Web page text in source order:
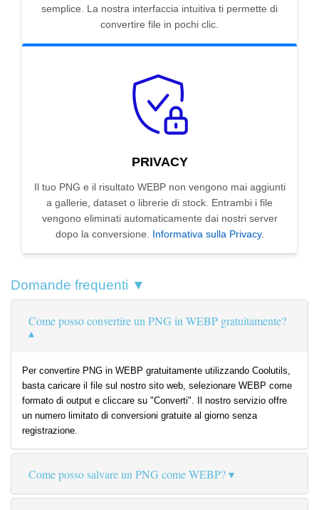
semplice. La nostra interfaccia intuitiva ti permette di
convertire file in pochi clic.
PRIVACY
Il tuo PNG e il risultato WEBP non vengono mai aggiunti
a gallerie, dataset o librerie di stock. Entrambi i file
vengono eliminati automaticamente dai nostri server
dopo la conversione. Informativa sulla Privacy.
Domande frequenti ▼
Come posso convertire un PNG in WEBP gratuitamente?
Per convertire PNG in WEBP gratuitamente utilizzando Coolutils,
basta caricare il file sul nostro sito web, selezionare WEBP come
formato di output e cliccare su "Converti". Il nostro servizio offre
un numero limitato di conversioni gratuite al giorno senza
registrazione.
Come posso salvare un PNG come WEBP?